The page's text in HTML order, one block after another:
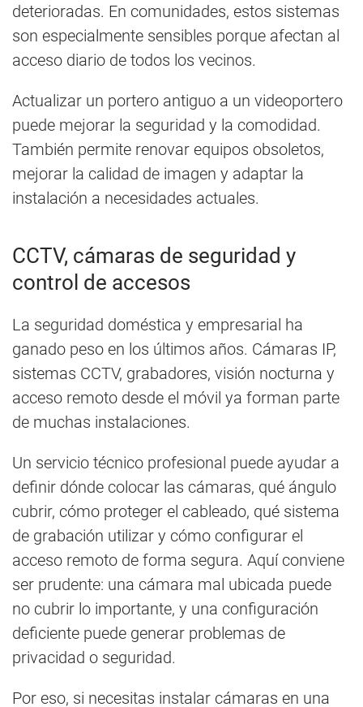
deterioradas. En comunidades, estos sistemas
son especialmente sensibles porque afectan al
acceso diario de todos los vecinos.
Actualizar un portero antiguo a un videoportero
puede mejorar la seguridad y la comodidad.
También permite renovar equipos obsoletos,
mejorar la calidad de imagen y adaptar la
instalación a necesidades actuales.
CCTV, cámaras de seguridad y
control de accesos
La seguridad doméstica y empresarial ha
ganado peso en los últimos años. Cámaras IP,
sistemas CCTV, grabadores, visión nocturna y
acceso remoto desde el móvil ya forman parte
de muchas instalaciones.
Un servicio técnico profesional puede ayudar a
definir dónde colocar las cámaras, qué ángulo
cubrir, cómo proteger el cableado, qué sistema
de grabación utilizar y cómo configurar el
acceso remoto de forma segura. Aquí conviene
ser prudente: una cámara mal ubicada puede
no cubrir lo importante, y una configuración
deficiente puede generar problemas de
privacidad o seguridad.
Por eso, si necesitas instalar cámaras en una